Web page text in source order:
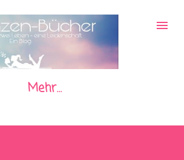
Direkt zum Hauptbereich
Mehr…